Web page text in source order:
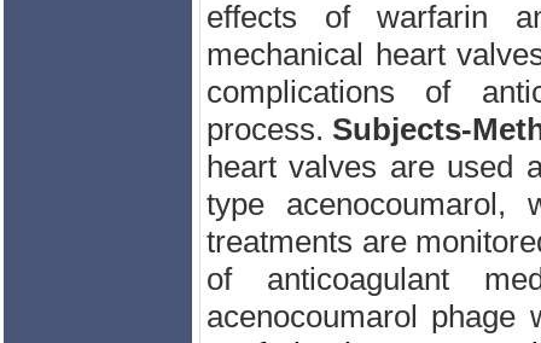
effects
of warfarin
mechanical heart
complications of
process. Subjects-
heart valves are used
type acenocoumarol,
treatments are
of
anticoagulant
acenocoumarol phage